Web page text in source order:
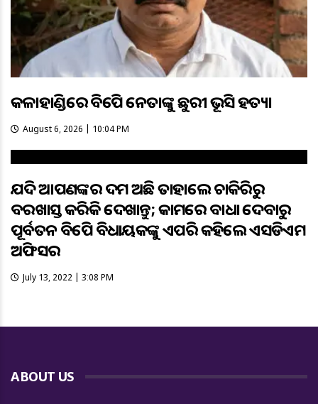
କଳାହାଣ୍ଡିରେ ବିଜେପି ନେତାଙ୍କୁ ଛୁରୀ ଭୂସି ହତ୍ୟା
August 6, 2026 | 10:04 PM
ଯଦି ଆପଣଙ୍କର ଦମ ଅଛି ତାହାଲେ ଚାକିରିରୁ
ବରଖାସ୍ତ କରିକି ଦେଖାନ୍ତୁ; କାମରେ ବାଧା ଦେବାରୁ
ପୂର୍ବତନ ବିଜେପି ବିଧାୟକଙ୍କୁ ଏପରି କହିଲେ ଏସଡିଏମ
ଅଫିସର
July 13, 2022 | 3:08 PM
ABOUT US